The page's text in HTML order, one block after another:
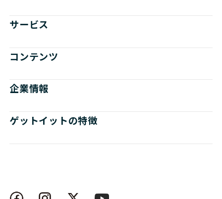
サービス
コンテンツ
企業情報
ゲットイットの特徴